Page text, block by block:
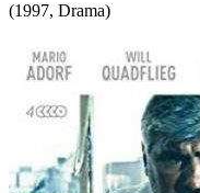
(1997, Drama)